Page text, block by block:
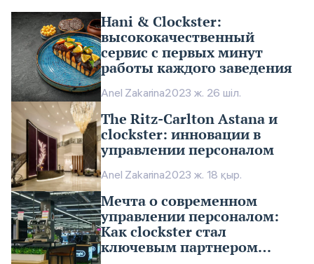
Hani & Clockster:
высококачественный
сервис с первых минут
работы каждого заведения
Anel Zakarina2023 ж. 26 шіл.
The Ritz-Carlton Astana и
clockster: инновации в
управлении персоналом
Anel Zakarina2023 ж. 18 қыр.
Мечта о современном
управлении персоналом:
Как clockster стал
ключевым партнером